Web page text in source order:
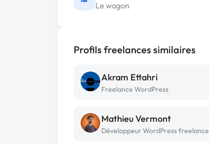
Le wagon
Profils freelances similaires
Akram Ettahri
Freelance WordPress
Mathieu Vermont
Développeur WordPress freelance